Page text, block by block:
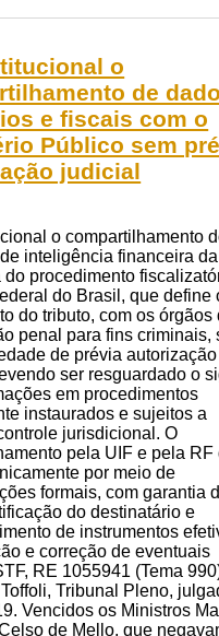
o
de
e fiscais com o
Público sem
judicial
o compartilhamento
inteligência financeira
do procedimento
do Brasil, que define
do tributo, com os órgãos
penal para fins criminais,
de prévia autorização
ser resguardado o
em procedimentos
instaurados e sujeitos a
jurisdicional. O
pela UIF e pela RF
por meio de
formais, com garantia
do destinatário e
de instrumentos
e correção de eventuais
RE 1055941 (Tema
Tribunal Pleno,
Vencidos os Ministros
de Mello, que